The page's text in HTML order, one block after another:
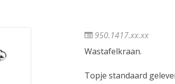
950.1417.xx.xx
Wastafelkraan.
Topje standaard